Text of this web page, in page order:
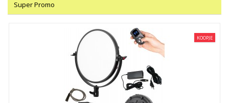
Super Promo
KOOPJE